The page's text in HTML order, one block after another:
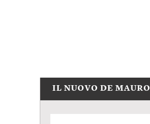
IL NUOVO DE MAURO